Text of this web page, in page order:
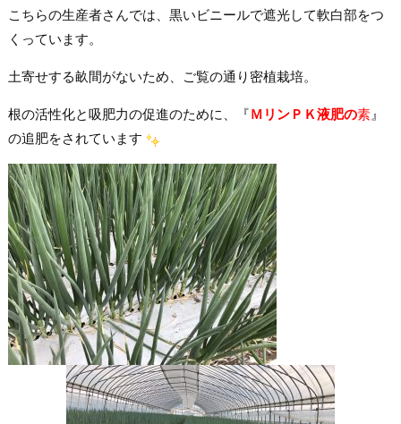
こちらの生産者さんでは、黒いビニールで遮光して軟白部をつ
くっています。
土寄せする畝間がないため、ご覧の通り密植栽培。
根の活性化と吸肥力の促進のために、『ＭリンＰＫ液肥の素』
の追肥をされています